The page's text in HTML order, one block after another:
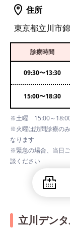
住所
東京都立川市
診療時間
09:30〜13:30
15:00〜18:30
※土曜 15:00～
※火曜は訪問診療の
なります
※緊急の場合、当日
談ください
立川デン